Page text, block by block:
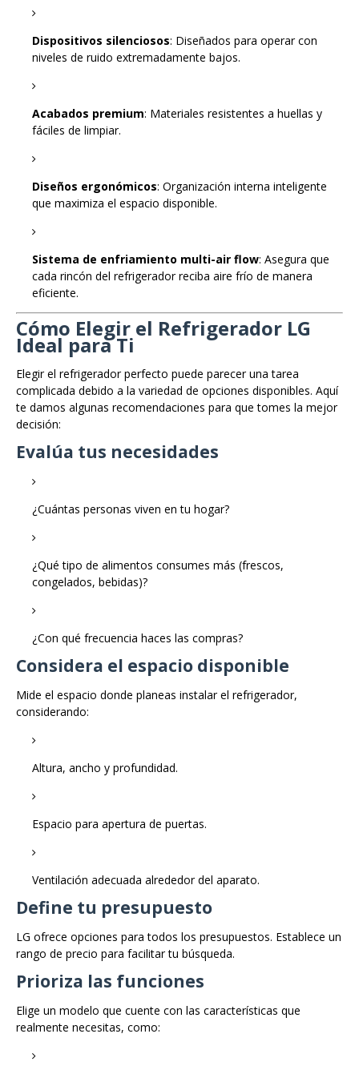
Dispositivos silenciosos: Diseñados para operar con
niveles de ruido extremadamente bajos.
Acabados premium: Materiales resistentes a huellas y
fáciles de limpiar.
Diseños ergonómicos: Organización interna inteligente
que maximiza el espacio disponible.
Sistema de enfriamiento multi-air flow: Asegura que
cada rincón del refrigerador reciba aire frío de manera
eficiente.
Cómo Elegir el Refrigerador LG
Ideal para Ti
Elegir el refrigerador perfecto puede parecer una tarea
complicada debido a la variedad de opciones disponibles. Aquí
te damos algunas recomendaciones para que tomes la mejor
decisión:
Evalúa tus necesidades
¿Cuántas personas viven en tu hogar?
¿Qué tipo de alimentos consumes más (frescos,
congelados, bebidas)?
¿Con qué frecuencia haces las compras?
Considera el espacio disponible
Mide el espacio donde planeas instalar el refrigerador,
considerando:
Altura, ancho y profundidad.
Espacio para apertura de puertas.
Ventilación adecuada alrededor del aparato.
Define tu presupuesto
LG ofrece opciones para todos los presupuestos. Establece un
rango de precio para facilitar tu búsqueda.
Prioriza las funciones
Elige un modelo que cuente con las características que
realmente necesitas, como: